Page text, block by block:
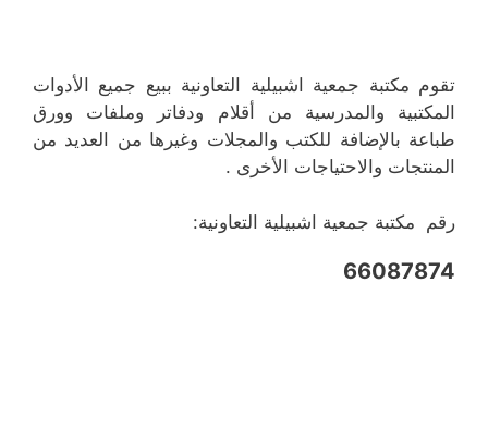
تقوم مكتبة جمعية اشبيلية التعاونية ببيع جميع الأدوات
المكتبية والمدرسية من أقلام ودفاتر وملفات وورق
طباعة بالإضافة للكتب والمجلات وغيرها من العديد من
المنتجات والاحتياجات الأخرى .
رقم مكتبة جمعية اشبيلية التعاونية:
66087874